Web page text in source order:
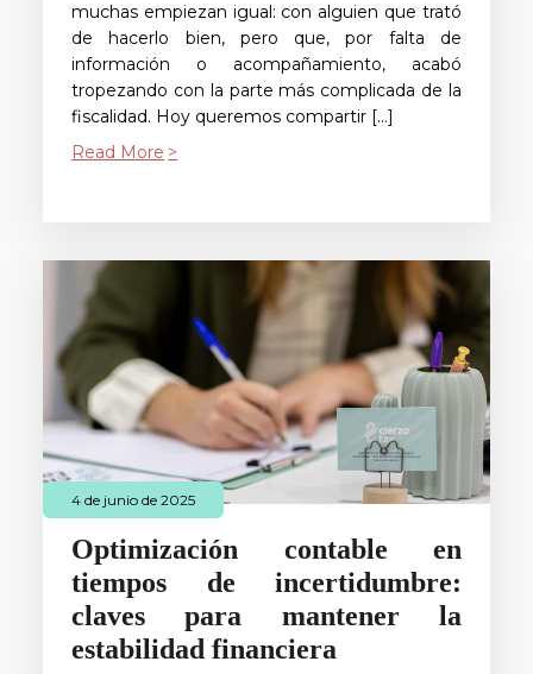
muchas empiezan igual: con alguien que trató
de hacerlo bien, pero que, por falta de
información o acompañamiento, acabó
tropezando con la parte más complicada de la
fiscalidad. Hoy queremos compartir […]
Read More
4 de junio de 2025
Optimización contable en
tiempos de incertidumbre:
claves para mantener la
estabilidad financiera